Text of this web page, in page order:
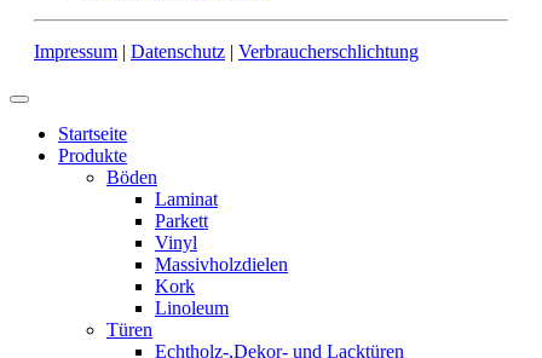
Impressum | Datenschutz | Verbraucherschlichtung
Startseite
Produkte
Böden
Laminat
Parkett
Vinyl
Massivholzdielen
Kork
Linoleum
Türen
Echtholz-,Dekor- und Lacktüren